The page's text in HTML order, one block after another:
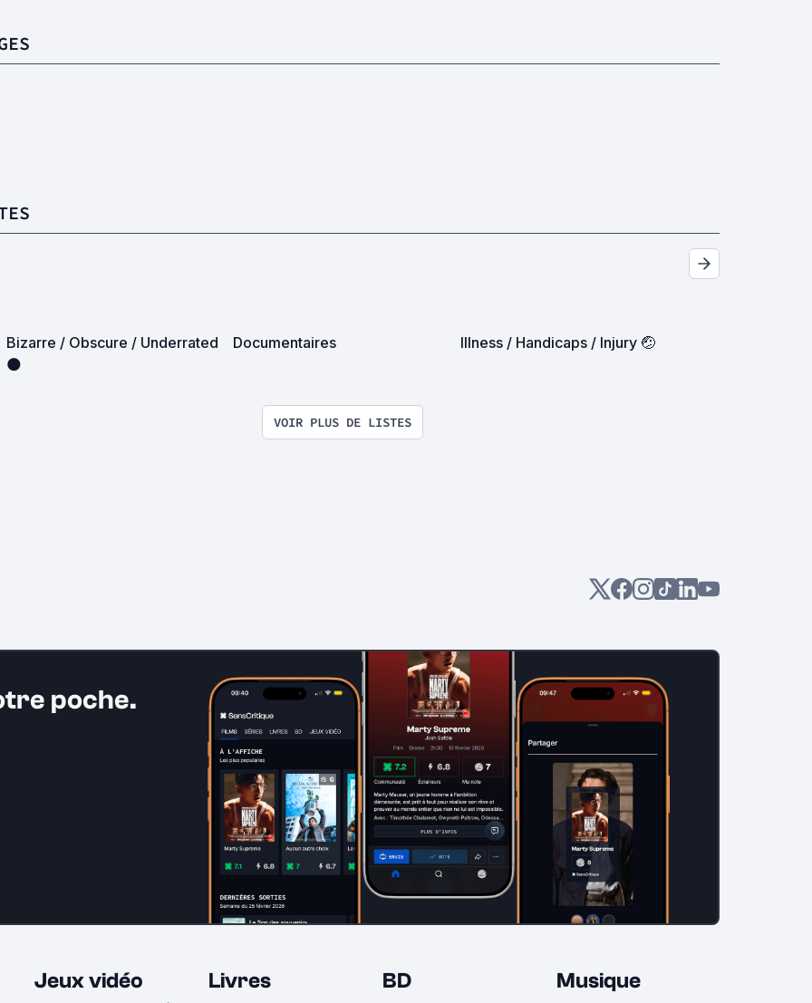
Bizarre / Obscure / Underrated
🌑
Documentaires Illness / Handicaps / Injury 🤕
VOIR PLUS DE LISTES
poche.
Jeux vidéo Livres BD Musique